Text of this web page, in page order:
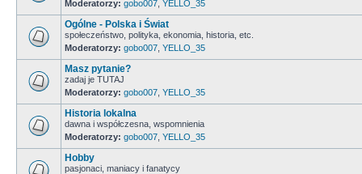
Moderatorzy: gobo007 YELLO_35
Ogólne - Polska i Świat
społeczeństwo, polityka, ekonomia, historia, etc.
Moderatorzy: gobo007 YELLO_35
Masz pytanie?
zadaj je TUTAJ
Moderatorzy: gobo007 YELLO_35
Historia lokalna
dawna i współczesna, wspomnienia
Moderatorzy: gobo007 YELLO_35
Hobby
pasjonaci, maniacy i fanatycy